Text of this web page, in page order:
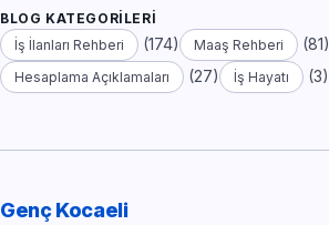
BLOG KATEGORILERI
İş İlanları Rehberi
(174) Maaş Rehberi (81)
Hesaplama Açıklamaları (27) İş Hayatı (3)
Genç Kocaeli